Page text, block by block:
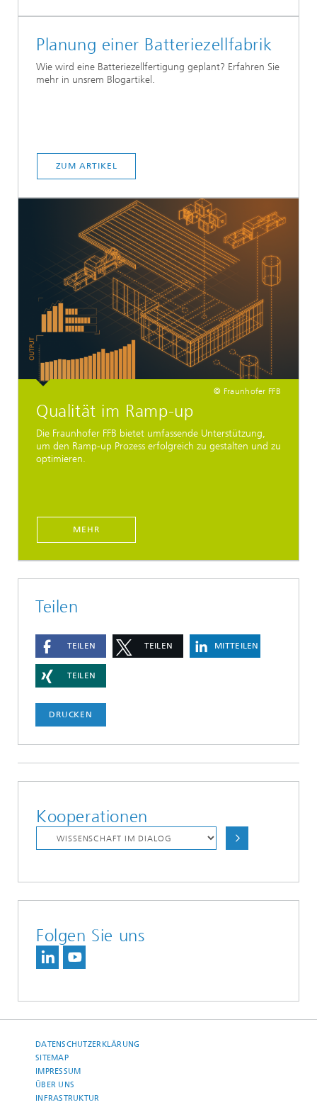
Planung einer Batteriezellfabrik
Wie wird eine Batteriezellfertigung geplant? Erfahren Sie
mehr in unsrem Blogartikel.
ZUM ARTIKEL
© Fraunhofer FFB
Qualität im Ramp-up
Die Fraunhofer FFB bietet umfassende Unterstützung,
um den Ramp-up Prozess erfolgreich zu gestalten und zu
optimieren.
MEHR
Teilen
TEILEN TEILEN MITTEILEN
TEILEN
DRUCKEN
Kooperationen
Folgen Sie uns
DATENSCHUTZERKLÄRUNG
SITEMAP
IMPRESSUM
ÜBER UNS
INFRASTRUKTUR